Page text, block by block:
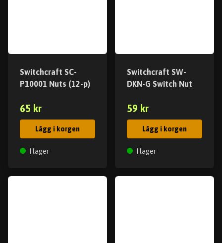
Switchcraft SC-
P10001 Nuts (12-p)
65 kr
Lägg i korgen
I lager
Switchcraft SW-
DKN-G Switch Nut
59 kr
Lägg i korgen
I lager